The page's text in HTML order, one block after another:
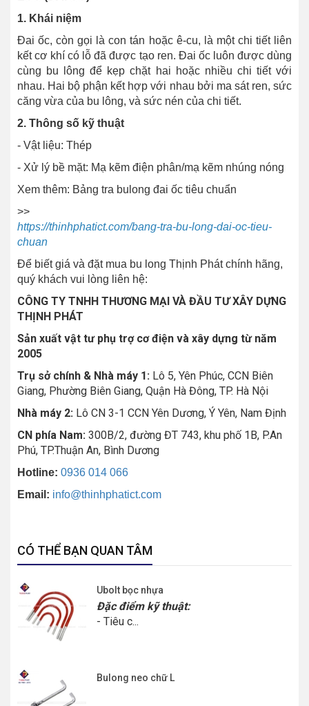
1. Khái niệm
Đai ốc, còn gọi là con tán hoặc ê-cu, là một chi tiết liên
kết cơ khí có lỗ đã được tạo ren. Đai ốc luôn được dùng
cùng bu lông để kẹp chặt hai hoặc nhiều chi tiết với
nhau. Hai bộ phận kết hợp với nhau bởi ma sát ren, sức
căng vừa của bu lông, và sức nén của chi tiết.
2. Thông số kỹ thuật
- Vật liệu: Thép
- Xử lý bề mặt: Mạ kẽm điện phân/mạ kẽm nhúng nóng
Xem thêm: Bảng tra bulong đai ốc tiêu chuẩn
>>
https://thinhphatict.com/bang-tra-bu-long-dai-oc-tieu-
chuan
Để biết giá và đặt mua bu long Thịnh Phát chính hãng,
quý khách vui lòng liên hệ:
CÔNG TY TNHH THƯƠNG MẠI VÀ ĐẦU TƯ XÂY DỰNG
THỊNH PHÁT
Sản xuất vật tư phụ trợ cơ điện và xây dựng từ năm
2005
Trụ sở chính & Nhà máy 1: Lô 5, Yên Phúc, CCN Biên
Giang, Phường Biên Giang, Quận Hà Đông, TP. Hà Nội
Nhà máy 2: Lô CN 3-1 CCN Yên Dương, Ý Yên, Nam Định
CN phía Nam: 300B/2, đường ĐT 743, khu phố 1B, P.An
Phú, TP.Thuận An, Bình Dương
Hotline: 0936 014 066
Email: info@thinhphatict.com
CÓ THỂ BẠN QUAN TÂM
Ubolt bọc nhựa
Đặc điểm kỹ thuật:
- Tiêu c...
Bulong neo chữ L